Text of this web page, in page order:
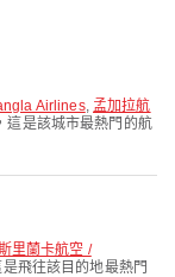
Airlines, 孟加拉航
，這是該城市最熱門的航
里蘭卡航空 /
是飛往該目的地最熱門